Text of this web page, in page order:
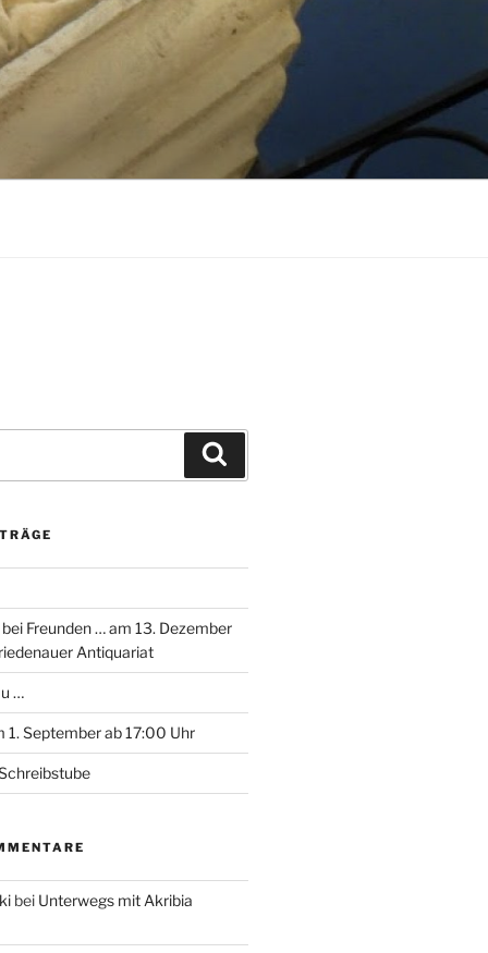
Freunden … am 13. Dezember
Antiquariat
…
1. September ab 17:00 Uhr
bei Unterwegs mit Akribia